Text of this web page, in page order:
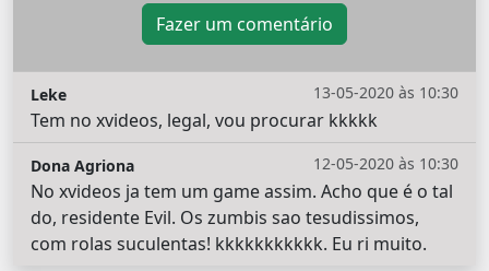
Fazer um comentário
13-05-2020 às 10:30
Leke
Tem no xvideos, legal, vou procurar kkkkk
12-05-2020 às 10:30
Dona Agriona
No xvideos ja tem um game assim. Acho que é o tal
do, residente Evil. Os zumbis sao tesudissimos,
com rolas suculentas! kkkkkkkkkkk. Eu ri muito.